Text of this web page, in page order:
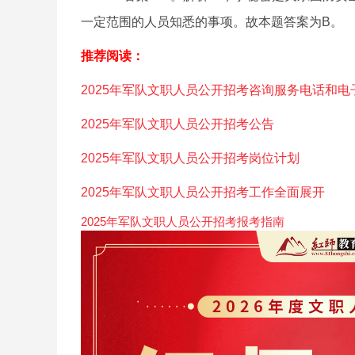
一定范围的人员知悉的事项。故本题答案为B。
推荐阅读：
2025年军队文职人员公开招考咨询服务电话和电
2025年军队文职人员公开招考公告
2025年军队文职人员公开招考岗位计划
2025年军队文职人员公开招考工作全面展开
2025年军队文职人员公开招考报考指南